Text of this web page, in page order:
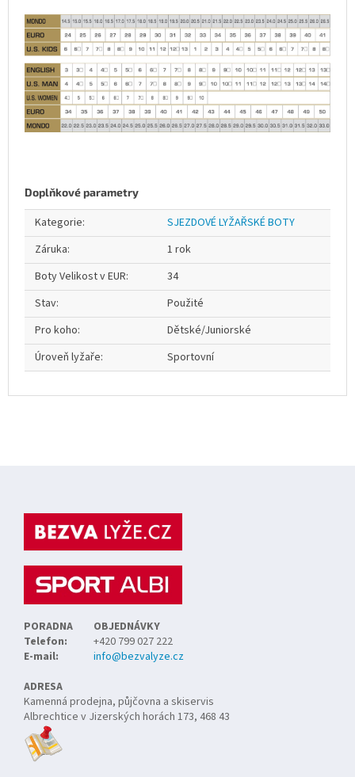
Doplňkové parametry
Kategorie:
SJEZDOVÉ LYŽAŘSKÉ BOTY
Záruka:
1 rok
Boty Velikost v EUR:
34
Stav:
Použité
Pro koho:
Dětské/Juniorské
Úroveň lyžaře: Sportovní
PORADNA
OBJEDNÁVKY
Telefon:
+420 799 027 222
E-mail:
info@bezvalyze.cz
ADRESA
Kamenná prodejna, půjčovna a skiservis
Albrechtice v Jizerských horách 173, 468 43